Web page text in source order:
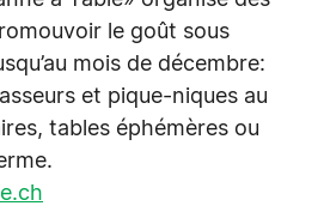
le goût sous
mois de décembre:
et pique-niques au
tables éphémères ou